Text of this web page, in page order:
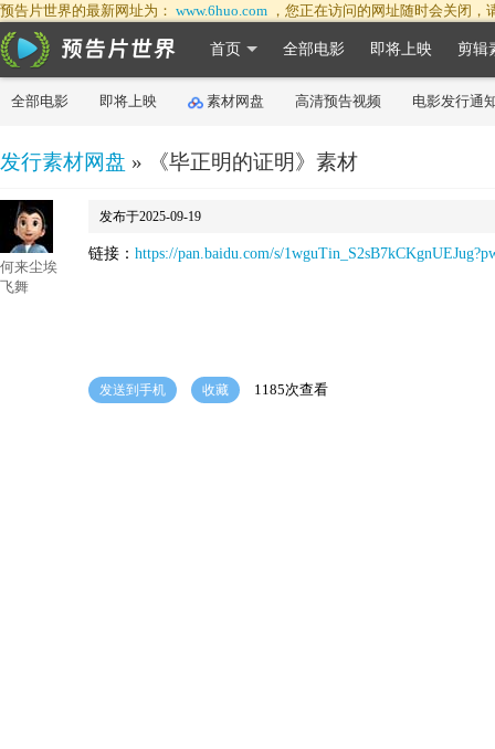
预告片世界的最新网址为： www.6huo.com ，您正在访问的网址随时会关闭
首页 全部电影 即将上映 剪辑
全部电影 即将上映 素材网盘 高清预告视频 电影发行通
发行素材网盘 » 《毕正明的证明》素材
何来尘埃
飞舞
发布于2025-09-19
链接： https://pan.baidu.com/s/
发送到手机 收藏 1185次查看